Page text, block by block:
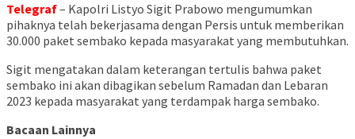
Telegraf– Kapolri Listyo Sigit Prabowo mengumumkan
pihaknya telah bekerjasama dengan Persis untuk memberikan
30.000 paket sembako kepada masyarakat yang membutuhkan.
Sigit mengatakan dalam keterangan tertulis bahwa paket
sembako ini akan dibagikan sebelum Ramadan dan Lebaran
2023 kepada masyarakat yang terdampak harga sembako.
Bacaan Lainnya